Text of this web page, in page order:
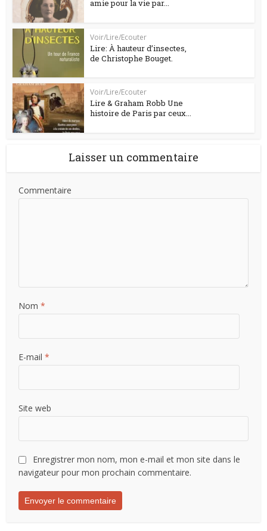
amie pour la vie par...
Voir/Lire/Ecouter
Lire: À hauteur d’insectes,
de Christophe Bouget.
Voir/Lire/Ecouter
Lire & Graham Robb Une
histoire de Paris par ceux...
Laisser un commentaire
Commentaire
Nom*
E-mail*
Site web
Enregistrer mon nom, mon e-mail et mon site dans le
navigateur pour mon prochain commentaire.